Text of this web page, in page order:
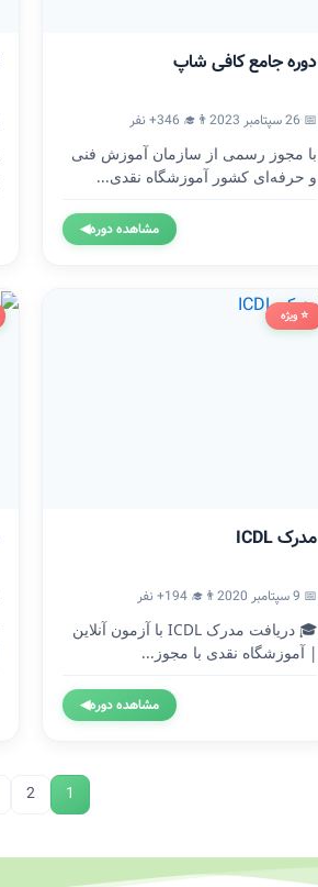
دوره جامع کافی شاپ
📅 26 سپتامبر 2023
👨‍🎓 346+ نفر
با مجوز رسمی از سازمان آموزش فنی
و حرفه‌ای کشور آموزشگاه نقدی...
مشاهده دوره◀
⭐ ویژه
مدرک ICDL
📅 9 سپتامبر 2020
👨‍🎓 194+ نفر
🎓 دریافت مدرک ICDL با آزمون آنلاین
| آموزشگاه نقدی با مجوز...
مشاهده دوره◀
1
2